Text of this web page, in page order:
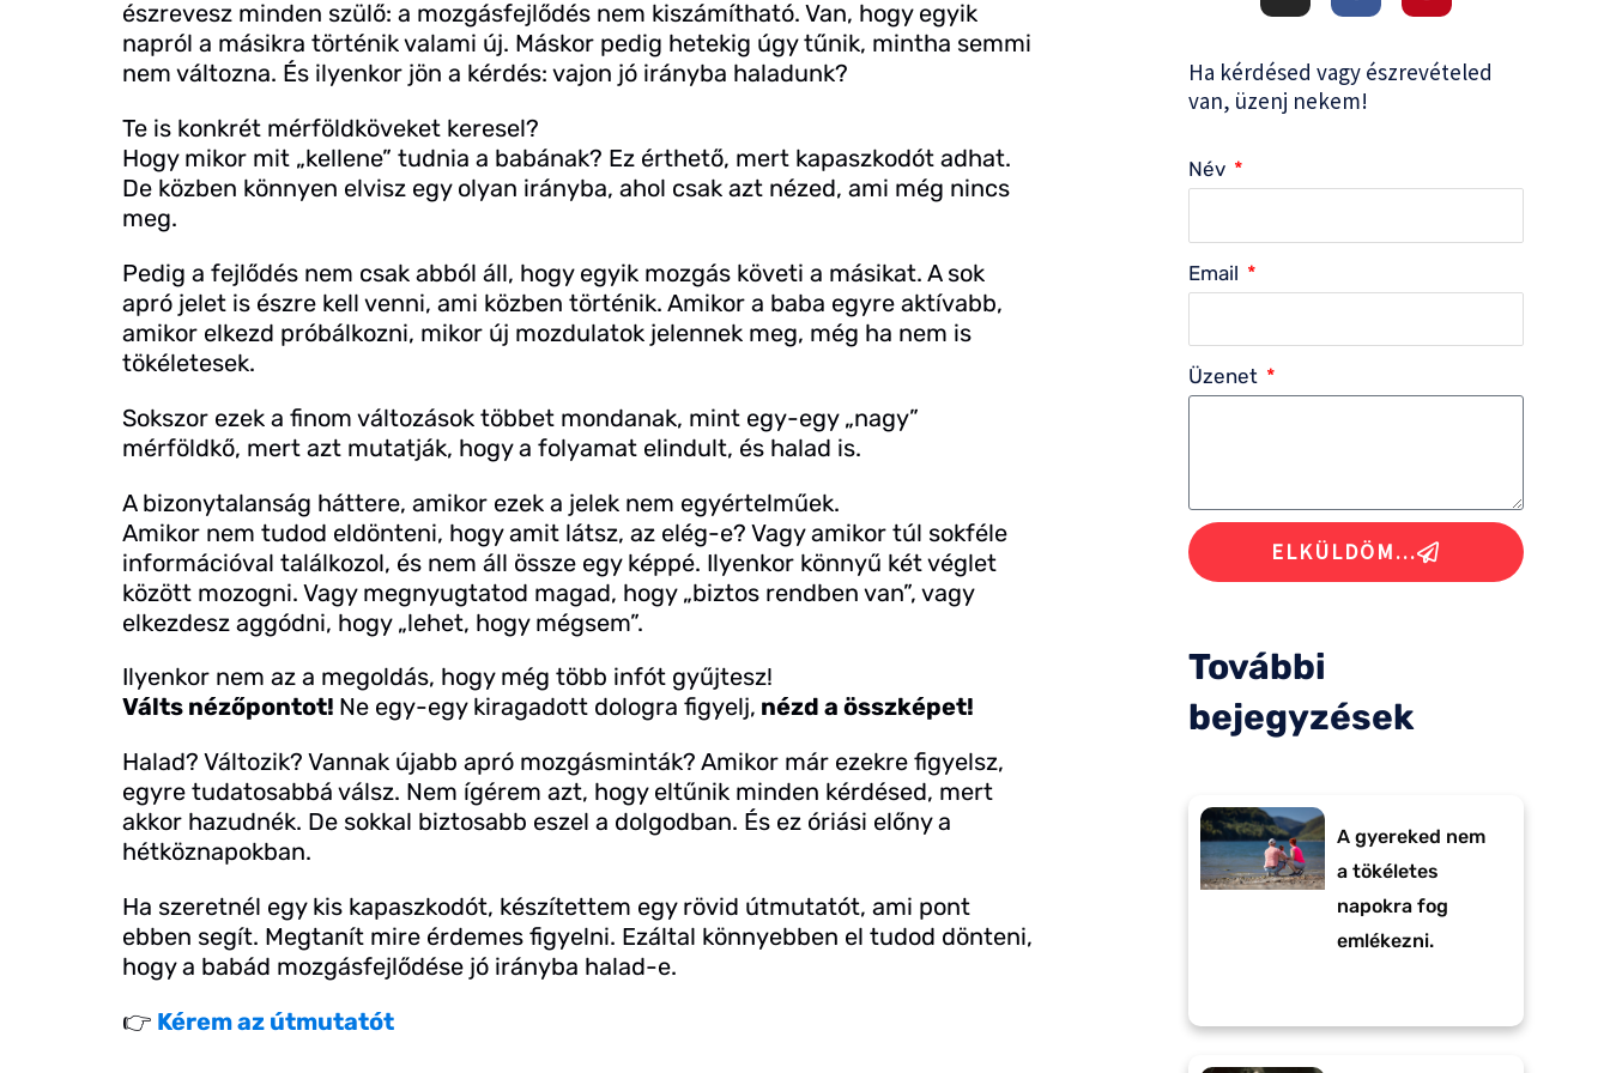
észrevesz minden szülő: a mozgásfejlődés nem kiszámítható. Van, hogy egyik
napról a másikra történik valami új. Máskor pedig hetekig úgy tűnik, mintha semmi
nem változna. És ilyenkor jön a kérdés: vajon jó irányba haladunk?
Te is konkrét mérföldköveket keresel?
Hogy mikor mit „kellene” tudnia a babának? Ez érthető, mert kapaszkodót adhat.
De közben könnyen elvisz egy olyan irányba, ahol csak azt nézed, ami még nincs
meg.
Pedig a fejlődés nem csak abból áll, hogy egyik mozgás követi a másikat. A sok
apró jelet is észre kell venni, ami közben történik. Amikor a baba egyre aktívabb,
amikor elkezd próbálkozni, mikor új mozdulatok jelennek meg, még ha nem is
tökéletesek.
Sokszor ezek a finom változások többet mondanak, mint egy-egy „nagy”
mérföldkő, mert azt mutatják, hogy a folyamat elindult, és halad is.
A bizonytalanság háttere, amikor ezek a jelek nem egyértelműek.
Amikor nem tudod eldönteni, hogy amit látsz, az elég-e? Vagy amikor túl sokféle
információval találkozol, és nem áll össze egy képpé. Ilyenkor könnyű két véglet
között mozogni. Vagy megnyugtatod magad, hogy „biztos rendben van”, vagy
elkezdesz aggódni, hogy „lehet, hogy mégsem”.
Ilyenkor nem az a megoldás, hogy még több infót gyűjtesz!
Válts nézőpontot! Ne egy-egy kiragadott dologra figyelj, nézd a összképet!
Halad? Változik? Vannak újabb apró mozgásminták? Amikor már ezekre figyelsz,
egyre tudatosabbá válsz. Nem ígérem azt, hogy eltűnik minden kérdésed, mert
akkor hazudnék. De sokkal biztosabb eszel a dolgodban. És ez óriási előny a
hétköznapokban.
Ha szeretnél egy kis kapaszkodót, készítettem egy rövid útmutatót, ami pont
ebben segít. Megtanít mire érdemes figyelni. Ezáltal könnyebben el tudod dönteni,
hogy a babád mozgásfejlődése jó irányba halad-e.
👉 Kérem az útmutatót
t
r
a
m
e
o
k
-
t
e
s
Ha kérdésed vagy észrevételed
van, üzenj nekem!
Név
Email
Üzenet
ELKÜLDÖM...
További
bejegyzések
A gyereked nem
a tökéletes
napokra fog
emlékezni.